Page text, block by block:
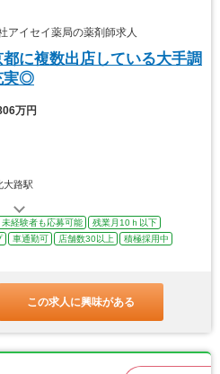
イセイ薬局の薬剤師求人
都に複数出店している大手調
実◎
万円
大路駅
未経験者も応募可能
残業月10ｈ以下
車通勤可 店舗数30以上
積極採用中
この求人に興味がある